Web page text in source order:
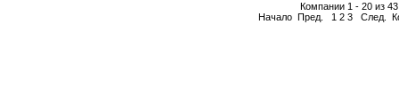
Компании 1 - 20 из 43
Начало Пред. 1 2 3 След.